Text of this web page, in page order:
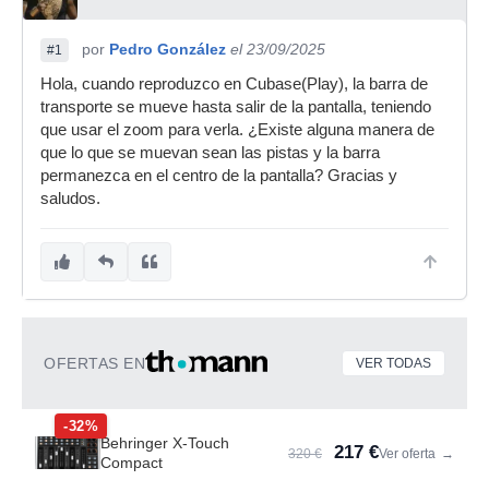
#1 por Pedro González el 23/09/2025
Hola, cuando reproduzco en Cubase(Play), la barra de
transporte se mueve hasta salir de la pantalla, teniendo
que usar el zoom para verla. ¿Existe alguna manera de
que lo que se muevan sean las pistas y la barra
permanezca en el centro de la pantalla? Gracias y
saludos.
OFERTAS EN VER TODAS
-32%
Behringer X-Touch
Compact
320 € 217 €Ver oferta →